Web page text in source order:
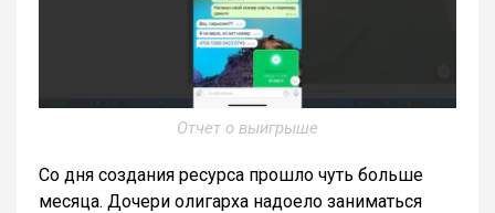
Отчет о выигрыше
Со дня создания ресурса прошло чуть больше
месяца. Дочери олигарха надоело заниматься